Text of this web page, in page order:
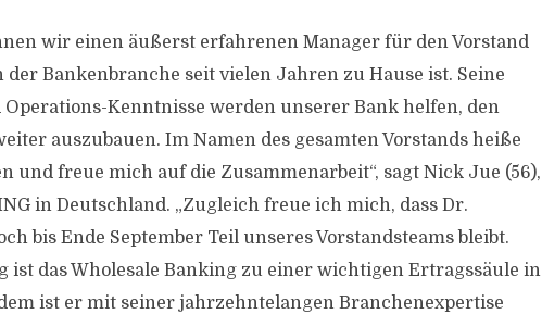
wir einen äußerst erfahrenen Manager für den Vorstand
Bankenbranche seit vielen Jahren zu Hause ist. Seine
Kenntnisse werden unserer Bank helfen, den
auszubauen. Im Namen des gesamten Vorstands heiße
freue mich auf die Zusammenarbeit“, sagt Nick Jue (56),
in Deutschland. „Zugleich freue ich mich, dass Dr.
bis Ende September Teil unseres Vorstandsteams bleibt.
ist das Wholesale Banking zu einer wichtigen Ertragssäule in
ist er mit seiner jahrzehntelangen Branchenexpertise